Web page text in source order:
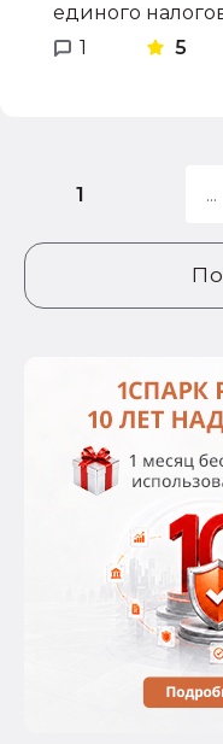
единого
1
5
1